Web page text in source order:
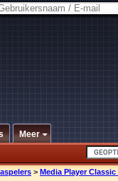
Meer
> Media Player